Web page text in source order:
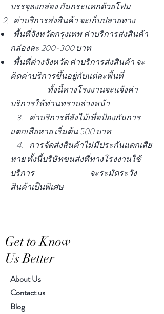
บรรจุลงกล่อง กันกระแทกด้วยโฟม
ค่าบริการส่งสินค้า จะเก็บปลายทาง
พื้นที่จังหวัดกรุงเทพ ค่าบริการส่งสินค้า
กล่องละ 200-300 บาท
​ พื้นที่ต่างจังหวัด ค่าบริการส่งสินค้า จะ
คิดค่าบริการขึ้นอยู่กับแต่ละพื้นที่
ทั้งนี้ทางโรงงานจะแจ้งค่า
บริการให้ท่านทราบล่วงหน้า
3. ค่าบริการตีลังไม้เพื่อป้องกันการ
แตกเสียหาย เริ่มต้น 500 บาท
4. การจัดส่งสินค้าไม่มีประกันแตกเสีย
หาย ทั้งนี้บริษัทขนส่งที่ทางโรงงานใช้
บริการ จะระมัดระวัง
สินค้าเป็นพิเศษ
Get to Know
Us Better
About Us
Contact us
Blog